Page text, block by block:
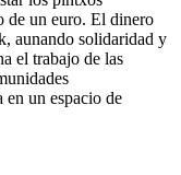
de un euro. El dinero
aunando solidaridad y
el trabajo de las
un espacio de